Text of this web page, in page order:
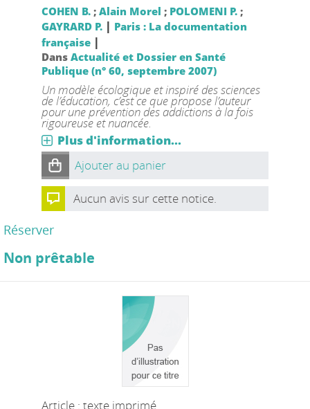
COHEN B.; Alain Morel ; POLOMENI P.;
GAYRARD P. | Paris : La documentation
française|
Dans Actualité et Dossier en Santé
Publique (n° 60, septembre 2007)
Un modèle écologique et inspiré des sciences
de l’éducation, c’est ce que propose l’auteur
pour une prévention des addictions à la fois
rigoureuse et nuancée.
Plus d'information...
Ajouter au panier
Aucun avis sur cette notice.
Réserver
Non prêtable
Article : texte imprimé